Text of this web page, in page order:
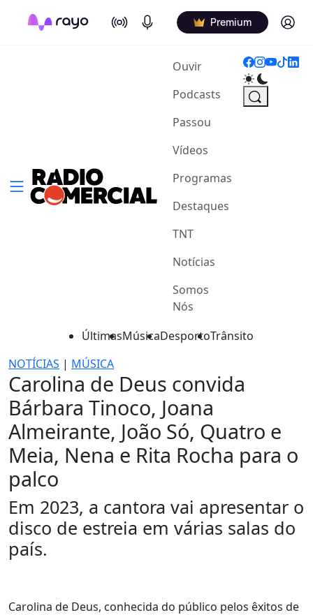
On Air Podcasts Premium Log in
Ouvir(current)
Podcasts
Passou
Vídeos
Programas
Destaques
TNT
Notícias
Somos
Nós
ÚltimasMúsicaDesportoTrânsito
NOTÍCIAS | MÚSICA
Carolina de Deus convida
Bárbara Tinoco, Joana
Almeirante, João Só, Quatro e
Meia, Nena e Rita Rocha para o
palco
Em 2023, a cantora vai apresentar o
disco de estreia em várias salas do
país.
Carolina de Deus, conhecida do público pelos êxitos de